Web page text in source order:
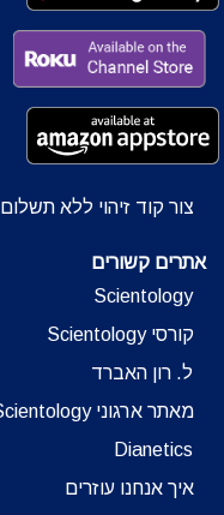
צור קוד זיהוי ללא תשלום
אתרים קשורים
Scientology
קורסי Scientology
ל. רון האברד
מאתר ארגוני Scientology
Dianetics
איך אנחנו עוזרים